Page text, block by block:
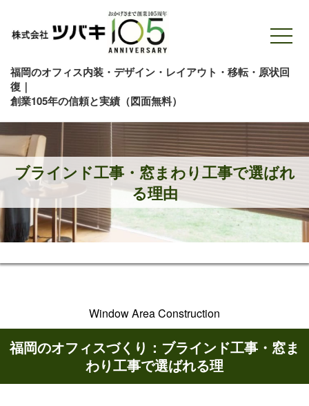
福岡のオフィス内装・デザイン・レイアウト・移転・原状回
復｜
創業105年の信頼と実績（図面無料）
ブラインド工事・窓まわり工事で選ばれ
る理由
Window Area Construction
福岡のオフィスづくり：ブラインド工事・窓ま
わり工事で選ばれる理